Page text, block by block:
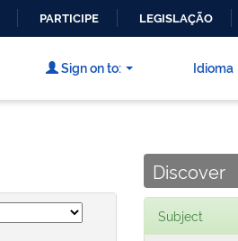
PARTICIPE LEGISLAÇÃO
Sign on to: Idioma
Discover
Subject